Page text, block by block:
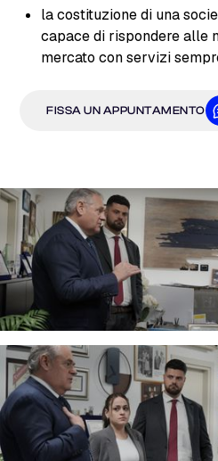
la costituzione di una
capace di rispondere alle
mercato con servizi
FISSA UN APPUNTAMENTO